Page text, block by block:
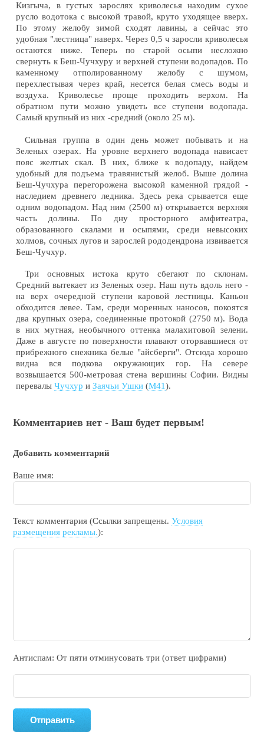
Кизгыча, в густых зарослях криволесья находим сухое
русло водотока с высокой травой, круто уходящее вверх.
По этому желобу зимой сходят лавины, а сейчас это
удобная "лестница" наверх. Через 0,5 ч заросли криволесья
остаются ниже. Теперь по старой осыпи несложно
свернуть к Беш-Чучхуру и верхней ступени водопадов. По
каменному отполированному желобу с шумом,
перехлестывая через край, несется белая смесь воды и
воздуха. Криволесье проще проходить верхом. На
обратном пути можно увидеть все ступени водопада.
Самый крупный из них -средний (около 25 м).
Сильная группа в один день может побывать и на
Зеленых озерах. На уровне верхнего водопада нависает
пояс желтых скал. В них, ближе к водопаду, найдем
удобный для подъема травянистый желоб. Выше долина
Беш-Чучхура перегорожена высокой каменной грядой -
наследием древнего ледника. Здесь река срывается еще
одним водопадом. Над ним (2500 м) открывается верхняя
часть долины. По дну просторного амфитеатра,
образованного скалами и осыпями, среди невысоких
холмов, сочных лугов и зарослей рододендрона извивается
Беш-Чучхур.
Три основных истока круто сбегают по склонам.
Средний вытекает из Зеленых озер. Наш путь вдоль него -
на верх очередной ступени каровой лестницы. Каньон
обходится левее. Там, среди моренных наносов, покоятся
два крупных озера, соединенные протокой (2750 м). Вода
в них мутная, необычного оттенка малахитовой зелени.
Даже в августе по поверхности плавают оторвавшиеся от
прибрежного снежника белые "айсберги". Отсюда хорошо
видна вся подкова окружающих гор. На севере
возвышается 500-метровая стена вершины Софии. Видны
перевалыЧучхур иЗаячьи Ушки (М41).
Комментариев нет - Ваш будет первым!
Добавить комментарий
Ваше имя:
Текст комментария (Ссылки запрещены.Условия
размещения рекламы.):
Антиспам: От пяти отминycовать тpи (ответ цифрами)